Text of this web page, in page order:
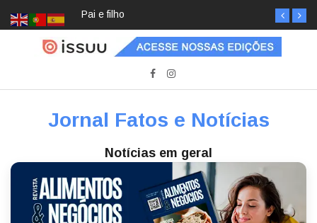
Pai e filho
Jornal Fatos e Notícias
Notícias em geral